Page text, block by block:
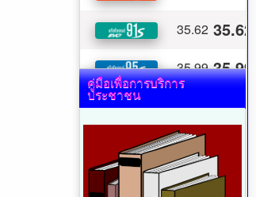
คู่มือเพื่อการบริการ
ประชาชน